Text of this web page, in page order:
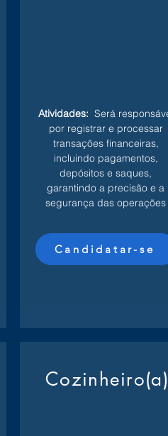
Atividades: Será
por registrar e processar
transações financeiras,
incluindo pagamentos,
depósitos e saques,
garantindo a precisão e a
segurança das operações
Candidatar-se
Cozinheiro(a)